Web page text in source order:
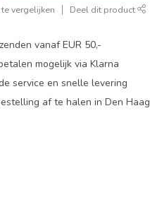
vergelijken Deel dit product
vanaf EUR 50,-
mogelijk via Klarna
service en snelle levering
af te halen in Den Haag